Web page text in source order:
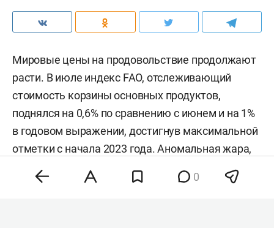
Мировые цены на продовольствие продолжают
расти. В июле индекс FAO, отслеживающий
стоимость корзины основных продуктов,
поднялся на 0,6% по сравнению с июнем и на 1%
в годовом выражении, достигнув максимальной
отметки с начала 2023 года. Аномальная жара,
нестабильность на энергетических рынках и
геополитическая напряженность разогнали
0